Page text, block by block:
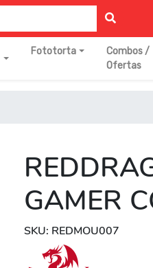
Fototorta
Combos /
Ofertas
GAMER
SKU: REDMOU007